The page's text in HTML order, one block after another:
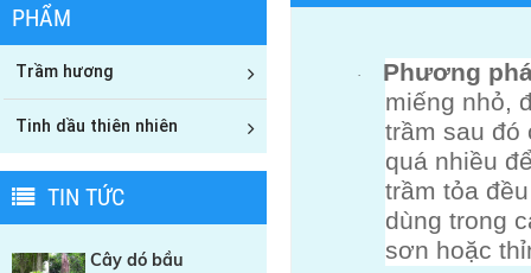
PHẨM
Trầm hương
Tinh dầu thiên nhiên
TIN TỨC
Cây dó bầu
·
Phương
miếng nhỏ,
trầm sau đó
quá nhiều
trầm tỏa
dùng trong
sơn hoặc